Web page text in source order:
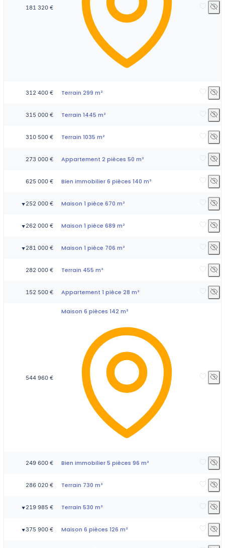
181 320 €
312 400 € Terrain 299 m²
315 000 € Terrain 1445 m²
310 500 € Terrain 1035 m²
273 000 € Appartement 2 pièces 50 m²
625 000 € Bien immobilier 6 pièces 140 m²
▼ 252 000 € Maison 1 pièce 670 m²
▼ 262 000 € Maison 1 pièce 689 m²
▼ 281 000 € Maison 1 pièce 706 m²
282 000 € Terrain 455 m²
152 500 € Appartement 1 pièce 28 m²
544 960 €
Maison 6 pièces 142 m²
249 600 € Bien immobilier 5 pièces 96 m²
286 020 € Terrain 730 m²
▼ 219 985 € Terrain 530 m²
▼375 900 € Maison 6 pièces 126 m²